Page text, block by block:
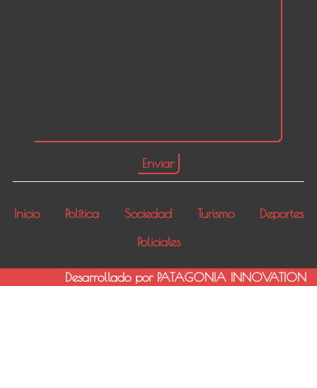
Inicio Política Sociedad Turismo
Deportes
Policiales
Desarrollado por PATAGONIA INNOVATION